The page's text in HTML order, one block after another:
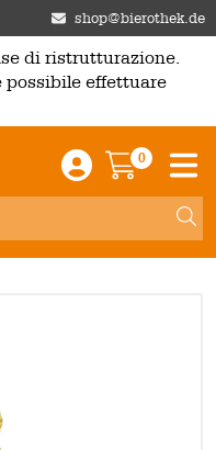
shop@bierothek.de
di ristrutturazione.
possibile effettuare
Einloggen /
0